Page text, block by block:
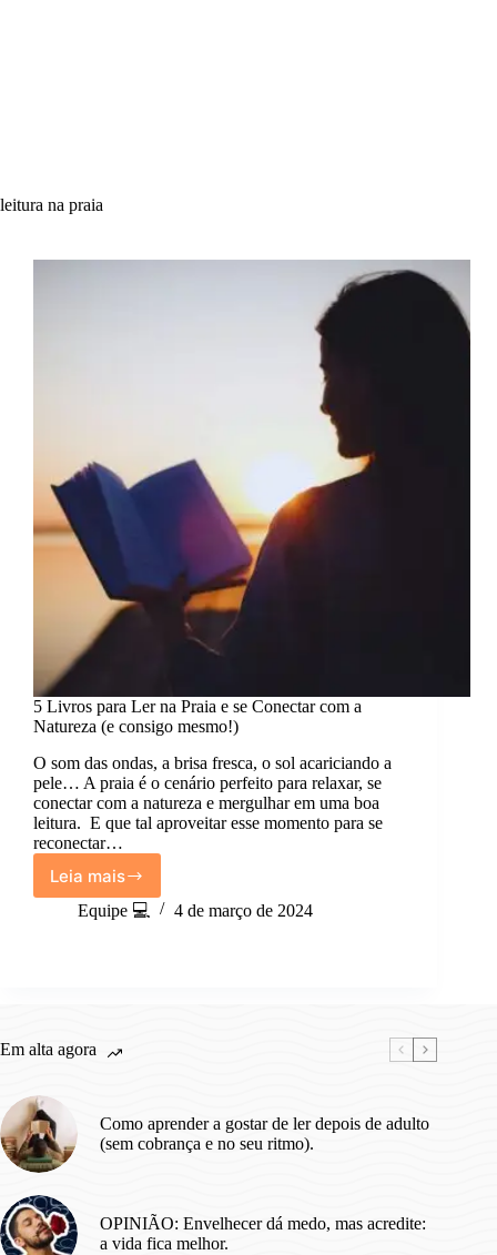
leitura na praia
5 Livros para Ler na Praia e se Conectar com a
Natureza (e consigo mesmo!)
O som das ondas, a brisa fresca, o sol acariciando a
pele… A praia é o cenário perfeito para relaxar, se
conectar com a natureza e mergulhar em uma boa
leitura. E que tal aproveitar esse momento para se
reconectar…
Leia mais
5
Livros
para
Conectar
Natureza
(e
consigo
Equipe 💻 4 de março de 2024
Em alta agora
Como aprender a gostar de ler depois de adulto
(sem cobrança e no seu ritmo).
OPINIÃO: Envelhecer dá medo, mas acredite:
a vida fica melhor.